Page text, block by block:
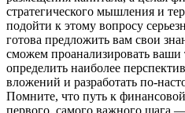
стратегического мышления и
подойти к этому вопросу
готова предложить вам свои
сможем проанализировать
определить наиболее
вложений и разработать по-
Помните, что путь к
первого, самого важного шага